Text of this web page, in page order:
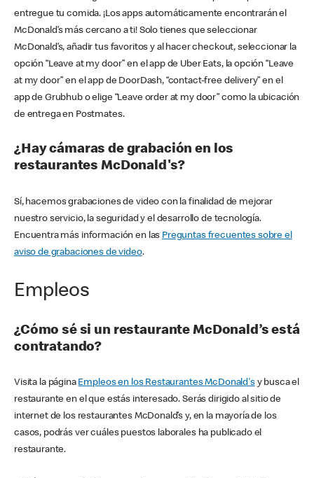
entregue tu comida. ¡Los apps automáticamente encontrarán el
McDonald’s más cercano a ti! Solo tienes que seleccionar
McDonald’s, añadir tus favoritos y al hacer checkout, seleccionar la
opción “Leave at my door” en el app de Uber Eats, la opción “Leave
at my door” en el app de DoorDash, “contact-free delivery” en el
app de Grubhub o elige “Leave order at my door” como la ubicación
de entrega en Postmates.
¿Hay cámaras de grabación en los
restaurantes McDonald's?
Sí, hacemos grabaciones de video con la finalidad de mejorar
nuestro servicio, la seguridad y el desarrollo de tecnología.
Encuentra más información en las Preguntas frecuentes sobre el
aviso de grabaciones de video.
Empleos
¿Cómo sé si un restaurante McDonald’s está
contratando?
Visita la página Empleos en los Restaurantes McDonald'sy busca el
restaurante en el que estás interesado. Serás dirigido al sitio de
internet de los restaurantes McDonald’s y, en la mayoría de los
casos, podrás ver cuáles puestos laborales ha publicado el
restaurante.